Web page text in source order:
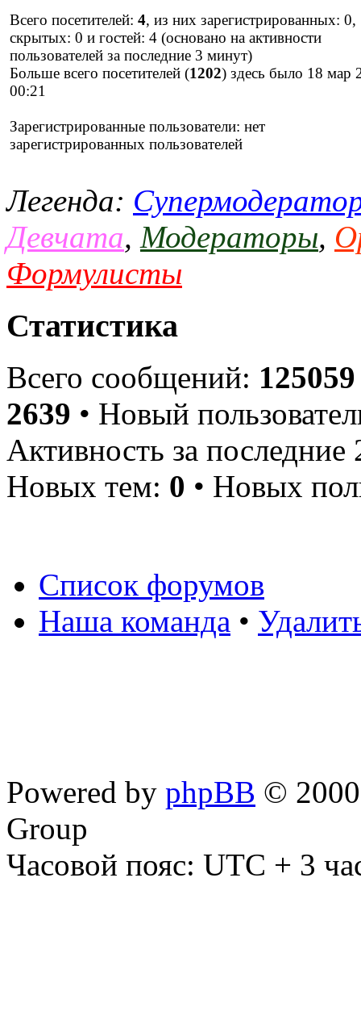
Всего посетителей: 4, из них зарегистрированных: 0,
скрытых: 0 и гостей: 4 (основано на активности
пользователей за последние 3 минут)
Больше всего посетителей (1202) здесь было 18 мар
00:21
Зарегистрированные пользователи: нет
зарегистрированных пользователей
Легенда:
Девчата, Модераторы,
Формулисты
Статистика
Всего сообщений: 125059
2639 • Новый
Активность за
Новых тем: 0 • Новых
Список форумов
Наша команда •
Powered by phpBB ©
Group
Часовой пояс: UTC + 3